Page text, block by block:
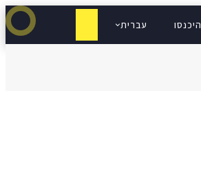
היכנסו עברית